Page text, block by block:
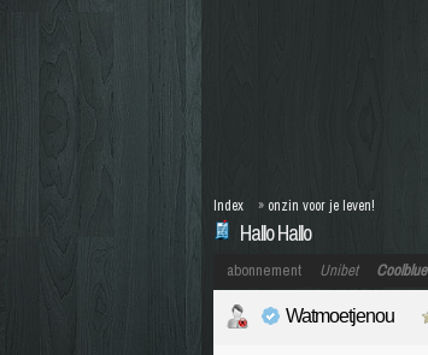
Hallo Hallo
Index » onzin voor je leven!
abonnement Unibet Coolblue
Watmoetjenou